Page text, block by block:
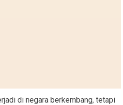
di negara berkembang, tetapi